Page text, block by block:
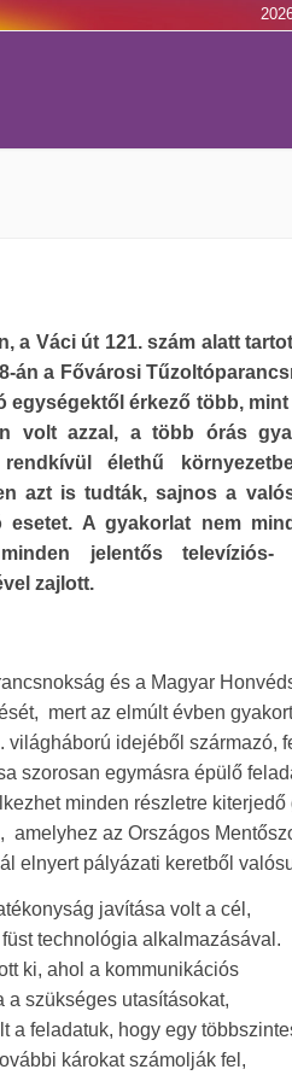
a Váci út 121. szám alatt
án a Fővárosi
egységektől érkező több,
volt azzal, a több órás
élethű
azt is tudták, sajnos a
esetet. A gyakorlat nem
jelentős televíziós-
zajlott.
és a Magyar
mert az elmúlt évben
világháború idejéből származó,
szorosan egymásra épülő
minden részletre
amelyhez az Országos
elnyert pályázati keretből
javítása volt a cél,
technológia alkalmazásával.
ki, ahol a kommunikációs
a szükséges utasításokat,
a feladatuk, hogy egy
károkat számolják fel,